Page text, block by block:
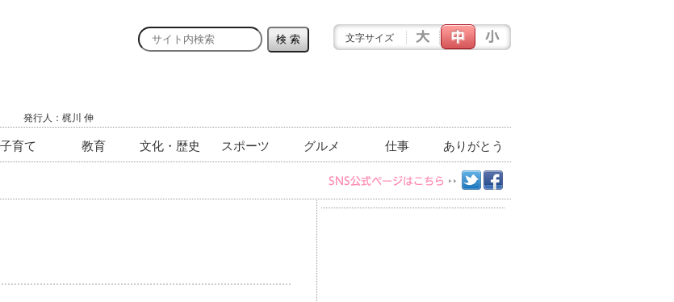
発行人：梶川 伸
文字サイズ
子育て 教育 文化・歴史 スポーツ グルメ 仕事 ありがとう